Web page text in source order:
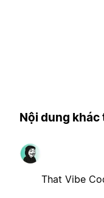
Nội dung
That Vibe